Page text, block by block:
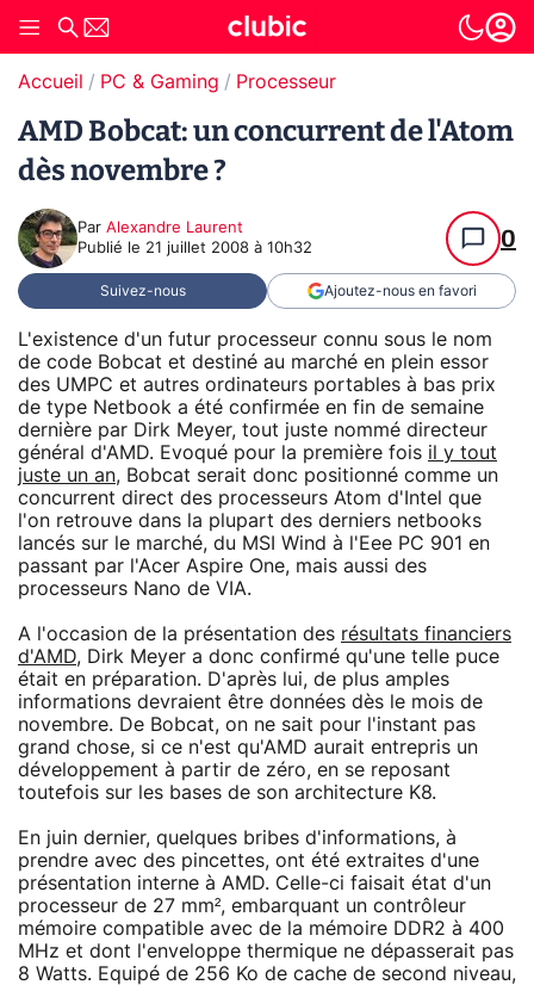
Accueil PC & Gaming Processeur
AMD Bobcat: un concurrent de l'Atom
dès novembre ?
Par Alexandre Laurent
Publié le 21 juillet 2008 à 10h32 0
Suivez-nous Ajoutez-nous en favori
L'existence d'un futur processeur connu sous le nom
de code Bobcat et destiné au marché en plein essor
des UMPC et autres ordinateurs portables à bas prix
de type Netbook a été confirmée en fin de semaine
dernière par Dirk Meyer, tout juste nommé directeur
général d'AMD. Evoqué pour la première fois il y tout
juste un an, Bobcat serait donc positionné comme un
concurrent direct des processeurs Atom d'Intel que
l'on retrouve dans la plupart des derniers netbooks
lancés sur le marché, du MSI Wind à l'Eee PC 901 en
passant par l'Acer Aspire One, mais aussi des
processeurs Nano de VIA.
A l'occasion de la présentation des résultats financiers
d'AMD, Dirk Meyer a donc confirmé qu'une telle puce
était en préparation. D'après lui, de plus amples
informations devraient être données dès le mois de
novembre. De Bobcat, on ne sait pour l'instant pas
grand chose, si ce n'est qu'AMD aurait entrepris un
développement à partir de zéro, en se reposant
toutefois sur les bases de son architecture K8.
En juin dernier, quelques bribes d'informations, à
prendre avec des pincettes, ont été extraites d'une
présentation interne à AMD. Celle-ci faisait état d'un
processeur de 27 mm², embarquant un contrôleur
mémoire compatible avec de la mémoire DDR2 à 400
MHz et dont l'enveloppe thermique ne dépasserait pas
8 Watts. Equipé de 256 Ko de cache de second niveau,